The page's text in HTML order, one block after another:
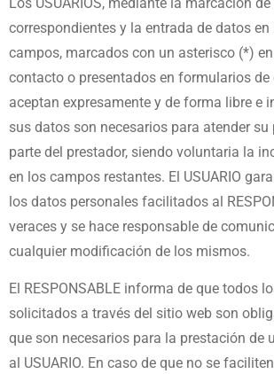
correspondientes y la entrada de datos en
campos, marcados con un asterisco (*)
contacto o presentados en formularios de
aceptan expresamente y de forma libre e
sus datos son necesarios para atender su
parte del prestador, siendo voluntaria la
en los campos restantes. El USUARIO
los datos personales facilitados al
veraces y se hace responsable de
cualquier modificación de los mismos.
El RESPONSABLE informa de que todos
solicitados a través del sitio web son
que son necesarios para la prestación de
al USUARIO. En caso de que no se